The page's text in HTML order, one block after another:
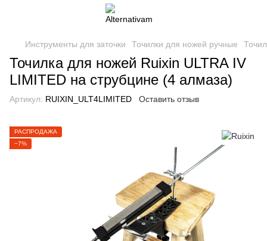
Инструменты для заточки Точилки для ножей ручные
Точилка для ножей Ruixin ULTRA IV
LIMITED на струбцине (4 алмаза)
Артикул: RUIXIN_ULT4LIMITED Оставить отзыв
РАСПРОДАЖА
−7%